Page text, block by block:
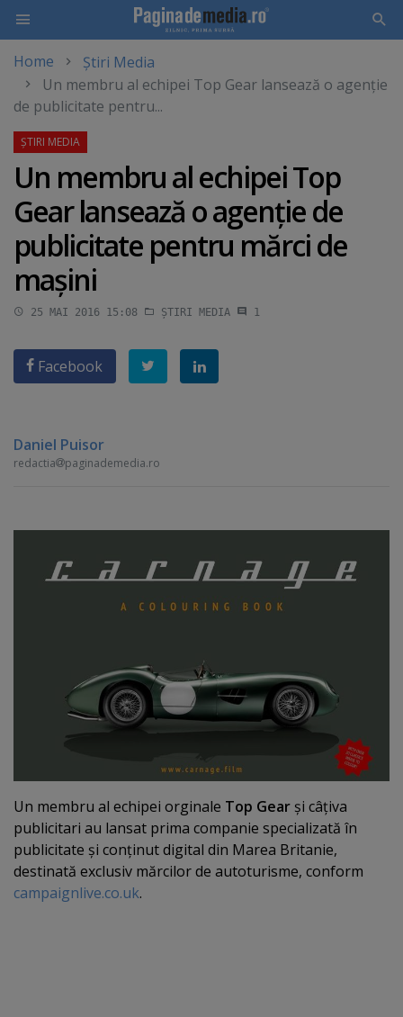
main
content
Home
Știri Media
Un membru al echipei Top Gear lansează o agenţie
de publicitate pentru...
Un membru al echipei Top
Gear lansează o agenţie de
publicitate pentru mărci de
maşini
25 MAI 2016 15:08 ȘTIRI MEDIA 1
Facebook
Daniel Puisor
redactia paginademedia.ro
Un membru al echipei orginale Top Gear şi câţiva
publicitari au lansat prima companie specializată în
publicitate şi conţinut digital din Marea Britanie,
destinată exclusiv mărcilor de autoturisme, conform
campaignlive.co.uk.